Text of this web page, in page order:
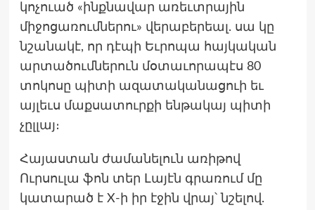
կոչուած «ինքնավար առեւտրային
միջոցառումներու» վերաբերեալ. սա կը
նշանակէ, որ դէպի Եւրոպա հայկական
արտածումներուն մօտաւորապէս 80
տոկոսը պիտի ազատականացուի եւ
այլեւս մաքսատուրքի ենթակայ պիտի
չըլլայ։
Հայաստան ժամանելուն առիթով
Ուրսուլա ֆոն տեր Լայէն գրառում մը
կատարած է X-ի իր էջին վրայ՝ նշելով.